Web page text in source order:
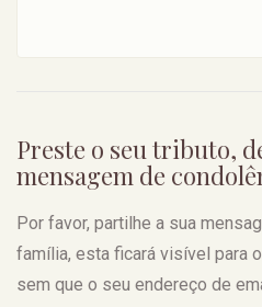
Preste o seu tributo,
mensagem de
Por favor, partilhe a sua
família, esta ficará visível para
sem que o seu endereço de